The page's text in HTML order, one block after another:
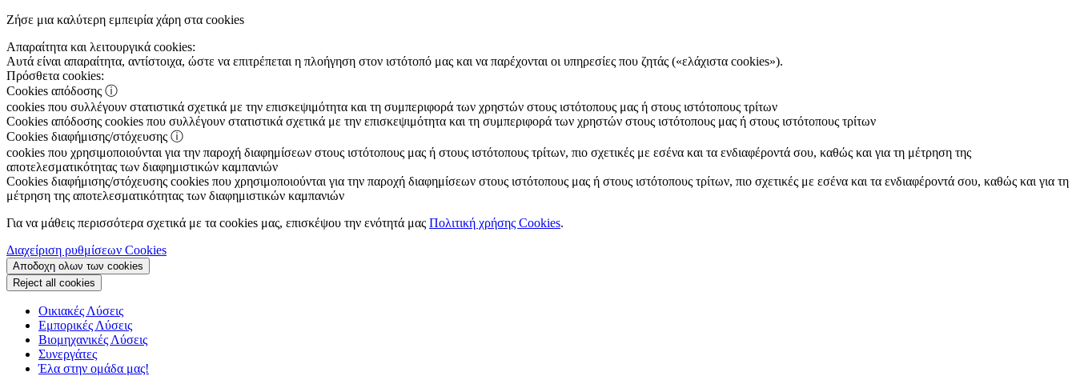
Ζήσε μια καλύτερη εμπειρία χάρη στα cookies
Απαραίτητα και λειτουργικά cookies:
Αυτά είναι απαραίτητα, αντίστοιχα, ώστε να επιτρέπεται η πλοήγηση στον ιστότοπό μας και να παρέχονται οι υπηρεσίες που ζητάς («ελάχιστα cookies»).
Πρόσθετα cookies:
Cookies απόδοσης ⓘ
cookies που συλλέγουν στατιστικά σχετικά με την επισκεψιμότητα και τη συμπεριφορά των χρηστών στους ιστότοπους μας ή στους ιστότοπους τρίτων
Cookies απόδοσης cookies που συλλέγουν στατιστικά σχετικά με την επισκεψιμότητα και τη συμπεριφορά των χρηστών στους ιστότοπους μας ή στους ιστότοπους τρίτων
Cookies διαφήμισης/στόχευσης ⓘ
cookies που χρησιμοποιούνται για την παροχή διαφημίσεων στους ιστότοπους μας ή στους ιστότοπους τρίτων, πιο σχετικές με εσένα και τα ενδιαφέροντά σου, καθώς και για τη μέτρηση της
αποτελεσματικότητας των διαφημιστικών καμπανιών
Cookies διαφήμισης/στόχευσης cookies που χρησιμοποιούνται για την παροχή διαφημίσεων στους ιστότοπους μας ή στους ιστότοπους τρίτων, πιο σχετικές με εσένα και τα ενδιαφέροντά σου, καθώς και για τη
μέτρηση της αποτελεσματικότητας των διαφημιστικών καμπανιών
Για να μάθεις περισσότερα σχετικά με τα cookies μας, επισκέψου την ενότητά μας Πολιτική χρήσης Cookies.
Διαχείριση ρυθμίσεων Cookies
Αποδοχη ολων των cookies
Reject all cookies
Οικιακές Λύσεις
Εμπορικές Λύσεις
Βιομηχανικές Λύσεις
Συνεργάτες
Έλα στην ομάδα μας!